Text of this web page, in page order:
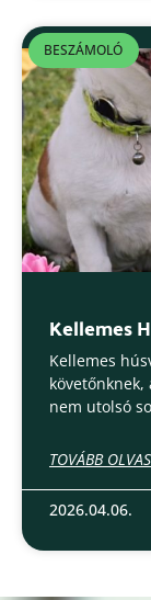
BESZÁMOLÓ
Kellemes
Kellemes
nem utolsó
TOVÁBB
2026.04.06.